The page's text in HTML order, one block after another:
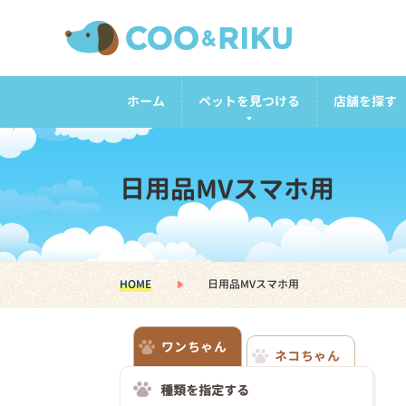
ホーム ペットを見つける 店舗を探す
日用品MVスマホ用
HOME 日用品MVスマホ用
ワンちゃん
ネコちゃん
種類を指定する